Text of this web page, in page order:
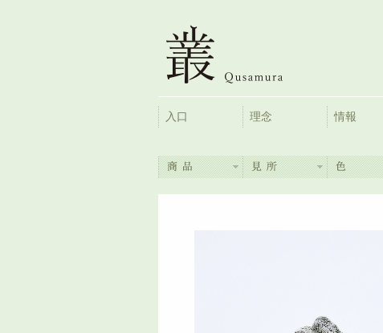
入口 理念 情報